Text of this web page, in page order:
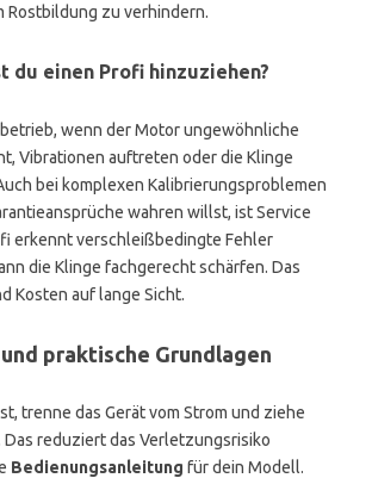
Rostbildung zu verhindern.
du einen Profi hinzuziehen?
wenn der Motor ungewöhnliche
Vibrationen auftreten oder die Klinge
bei komplexen Kalibrierungsproblemen
wahren willst, ist Service
erkennt verschleißbedingte Fehler
die Klinge fachgerecht schärfen. Das
Kosten auf lange Sicht.
praktische Grundlagen
trenne das Gerät vom Strom und ziehe
Das reduziert das Verletzungsrisiko
Bedienungsanleitung für dein Modell.